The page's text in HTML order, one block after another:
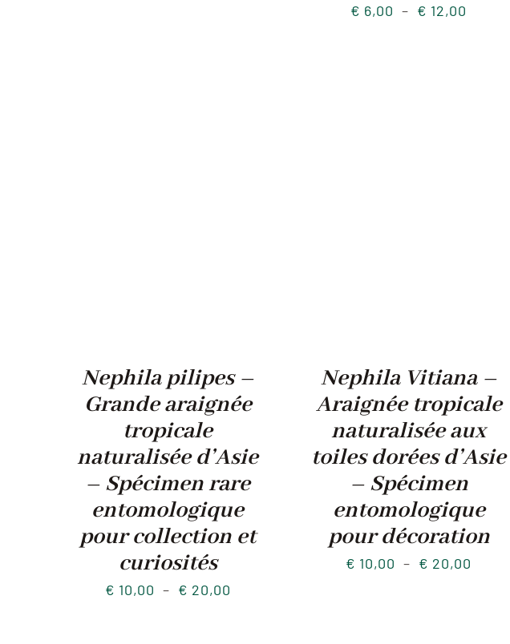
€ 6,00 – € 12,00
Nephila pilipes –
Grande araignée
tropicale
naturalisée d’Asie
– Spécimen rare
entomologique
pour collection et
curiosités
€ 10,00 – € 20,00
Nephila Vitiana –
Araignée tropicale
naturalisée aux
toiles dorées d’Asie
– Spécimen
entomologique
pour décoration
€ 10,00 – € 20,00